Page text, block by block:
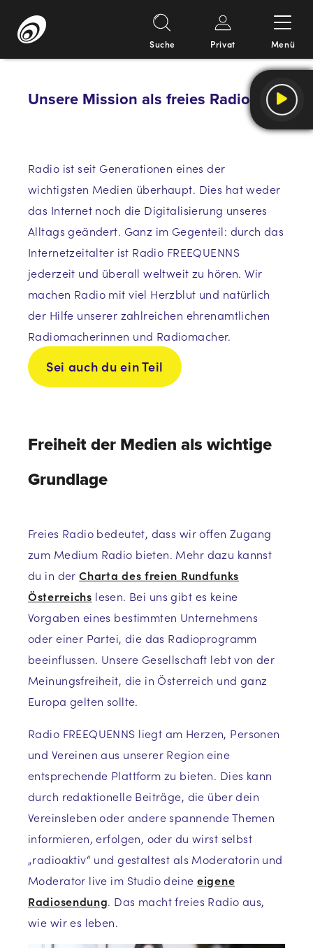
Inhalt
Suche Privat Menü
Unsere Mission als freies Radio
Radio ist seit Generationen eines der
wichtigsten Medien überhaupt. Dies hat weder
das Internet noch die Digitalisierung unseres
Alltags geändert. Ganz im Gegenteil: durch das
Internetzeitalter ist Radio FREEQUENNS
jederzeit und überall weltweit zu hören. Wir
machen Radio mit viel Herzblut und natürlich
der Hilfe unserer zahlreichen ehrenamtlichen
Radiomacherinnen und Radiomacher.
Sei auch du ein Teil
Freiheit der Medien als wichtige
Grundlage
Freies Radio bedeutet, dass wir offen Zugang
zum Medium Radio bieten. Mehr dazu kannst
du in derCharta des freien Rundfunks
Österreichs lesen. Bei uns gibt es keine
Vorgaben eines bestimmten Unternehmens
oder einer Partei, die das Radioprogramm
beeinflussen. Unsere Gesellschaft lebt von der
Meinungsfreiheit, die in Österreich und ganz
Europa gelten sollte.
Radio FREEQUENNS liegt am Herzen, Personen
und Vereinen aus unserer Region eine
entsprechende Plattform zu bieten. Dies kann
durch redaktionelle Beiträge, die über dein
Vereinsleben oder andere spannende Themen
informieren, erfolgen, oder du wirst selbst
„radioaktiv“ und gestaltest als Moderatorin und
Moderator live im Studio deineeigene
Radiosendung. Das macht freies Radio aus,
wie wir es leben.